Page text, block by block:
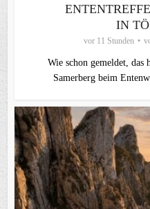
IN
vor 11 Stunden
Wie schon gemeldet, das
Samerberg beim